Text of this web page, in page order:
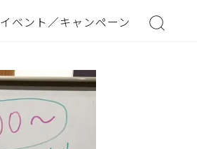
イベント／キャンペーン